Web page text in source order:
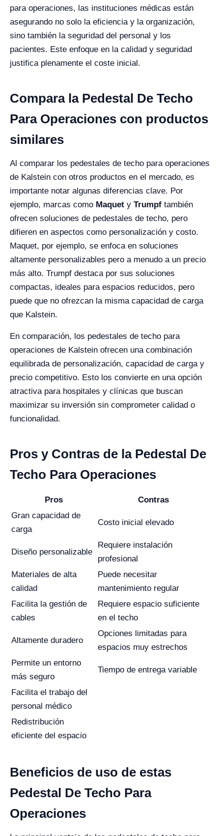
para operaciones, las instituciones médicas están
asegurando no solo la eficiencia y la organización,
sino también la seguridad del personal y los
pacientes. Este enfoque en la calidad y seguridad
justifica plenamente el coste inicial.
Compara la Pedestal De Techo
Para Operaciones con productos
similares
Al comparar los pedestales de techo para operaciones
de Kalstein con otros productos en el mercado, es
importante notar algunas diferencias clave. Por
ejemplo, marcas como Maquet y Trumpf también
ofrecen soluciones de pedestales de techo, pero
difieren en aspectos como personalización y costo.
Maquet, por ejemplo, se enfoca en soluciones
altamente personalizables pero a menudo a un precio
más alto. Trumpf destaca por sus soluciones
compactas, ideales para espacios reducidos, pero
puede que no ofrezcan la misma capacidad de carga
que Kalstein.
En comparación, los pedestales de techo para
operaciones de Kalstein ofrecen una combinación
equilibrada de personalización, capacidad de carga y
precio competitivo. Esto los convierte en una opción
atractiva para hospitales y clínicas que buscan
maximizar su inversión sin comprometer calidad o
funcionalidad.
Pros y Contras de la Pedestal De
Techo Para Operaciones
Pros
Contras
Gran capacidad de
carga
Costo inicial elevado
Diseño personalizable
Requiere instalación
profesional
Materiales de alta
calidad
Puede necesitar
mantenimiento regular
Facilita la gestión de
cables
Requiere espacio suficiente
en el techo
Altamente duradero
Opciones limitadas para
espacios muy estrechos
Permite un entorno
más seguro
Tiempo de entrega variable
Facilita el trabajo del
personal médico
Redistribución
eficiente del espacio
Beneficios de uso de estas
Pedestal De Techo Para
Operaciones